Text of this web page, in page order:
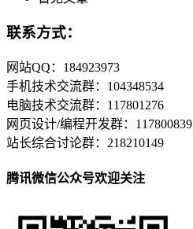
联系方式：
网站QQ：184923973
手机技术交流群：104348534
电脑技术交流群：117801276
网页设计/编程开发群：117800839
站长综合讨论群：218210149
腾讯微信公众号欢迎关注